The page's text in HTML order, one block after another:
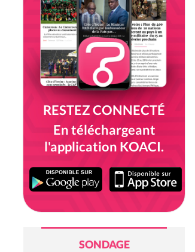
RESTEZ CONNECTÉ
En téléchargeant
l'application KOACI.
SONDAGE